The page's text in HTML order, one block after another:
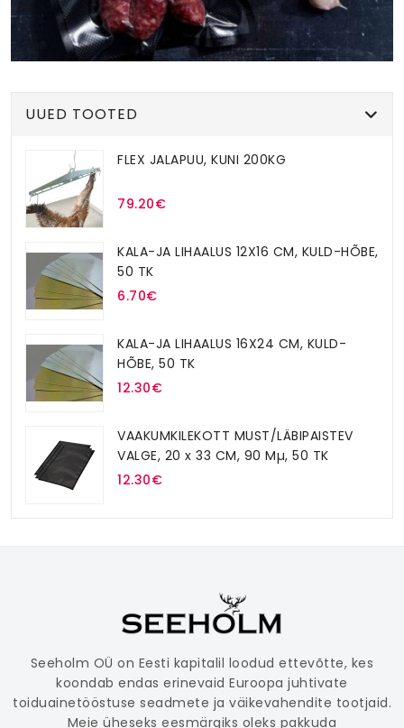
UUED TOOTED
FLEX JALAPUU, KUNI 200KG
79.20€
KALA-JA LIHAALUS 12X16 CM, KULD-HÕBE,
50 TK
6.70€
KALA-JA LIHAALUS 16X24 CM, KULD-
HÕBE, 50 TK
12.30€
VAAKUMKILEKOTT MUST/LÄBIPAISTEV
VALGE, 20 x 33 CM, 90 Mµ, 50 TK
12.30€
Seeholm OÜ on Eesti kapitalil loodud ettevõtte, kes
koondab endas erinevaid Euroopa juhtivate
toiduainetööstuse seadmete ja väikevahendite tootjaid.
Meie üheseks eesmärgiks oleks pakkuda